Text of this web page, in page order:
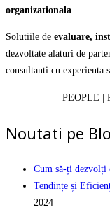
organizationala
Solutiile de evaluare,
dezvoltate alaturi de
consultanti cu experienta
PEOPLE |
Noutati pe
Cum să-ți dezvolți
Tendințe și
2024